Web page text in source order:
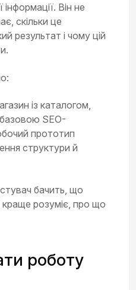
Він не
скільки це
результат і чому цій
із каталогом,
SEO-
прототип
структури й
бачить, що
краще розуміє, про що
роботу